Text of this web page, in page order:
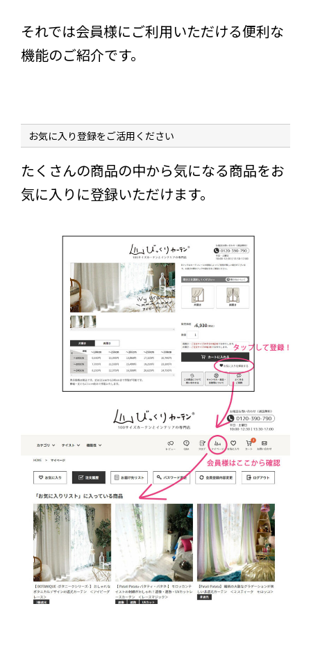
それでは会員様にご利用いただける便利な
機能のご紹介です。
お気に入り登録をご活用ください
たくさんの商品の中から気になる商品をお
気に入りに登録いただけます。